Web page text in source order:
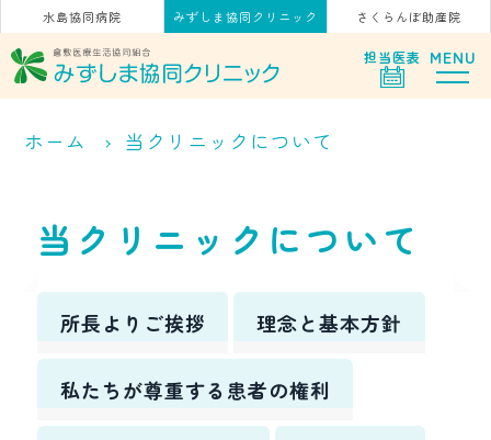
水島協同病院 みずしま協同クリニック さくらんぼ助産院
担当医表 MENU
ホーム 当クリニックについて
当クリニックについて
所長よりご挨拶 理念と基本方針
私たちが尊重する患者の権利